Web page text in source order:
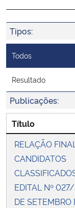
Ministério do
Controladoria-Geral da
Secretaria-Geral
Secretaria de Governo
Gabinete de Segurança
Advocacia-Geral da
Tipos:
Todos
Resultado
Publicações:
Título
RELAÇÃO
CANDIDATOS
EDITAL Nº
DE SETEMBRO